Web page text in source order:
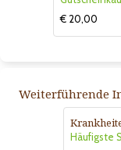
€ 20,00
Weiterführende
Häufigste